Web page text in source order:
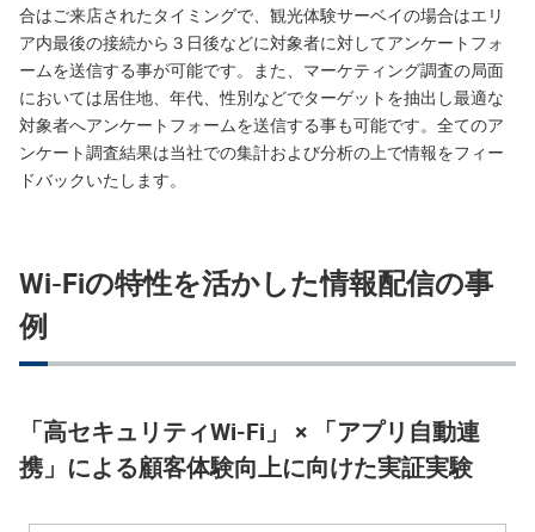
合はご来店されたタイミングで、観光体験サーベイの場合はエリ
ア内最後の接続から３日後などに対象者に対してアンケートフォ
ームを送信する事が可能です。また、マーケティング調査の局面
においては居住地、年代、性別などでターゲットを抽出し最適な
対象者へアンケートフォームを送信する事も可能です。全てのア
ンケート調査結果は当社での集計および分析の上で情報をフィー
ドバックいたします。
Wi-Fiの特性を活かした情報配信の事
例
「高セキュリティWi-Fi」 × 「アプリ自動連
携」による顧客体験向上に向けた実証実験